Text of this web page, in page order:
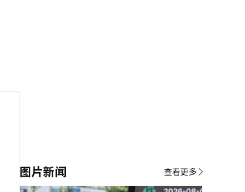
图片新闻 查看更多